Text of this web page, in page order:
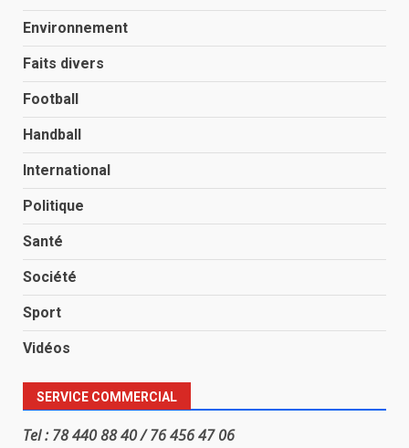
Environnement
Faits divers
Football
Handball
International
Politique
Santé
Société
Sport
Vidéos
SERVICE COMMERCIAL
Tel : 78 440 88 40 / 76 456 47 06